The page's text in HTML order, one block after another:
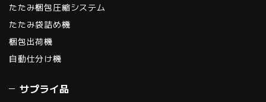
たたみ梱包圧縮システム
たたみ袋詰め機
梱包出荷機
自動仕分け機
サプライ品